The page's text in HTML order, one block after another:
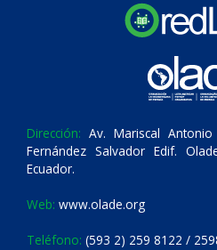
Dirección: Av. Mariscal
Fernández Salvador Edif.
Ecuador.
Web: www.olade.org
Teléfono: (593 2) 259 8122 /